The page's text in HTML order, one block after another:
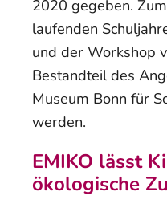
2020 gegeben.
laufenden
und der Workshop
Bestandteil des
Museum Bonn für
werden.
EMIKO lässt
ökologische